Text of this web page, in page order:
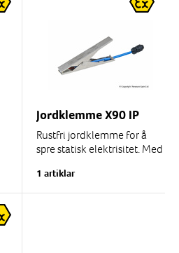
Svart tekst på gul bunn.
Jordklemme X90 IP
Rustfri jordklemme for å
spre statisk elektrisitet. Med
spiralkabel i forskjellige
lengder
1 artiklar